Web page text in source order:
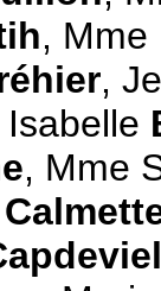
,
,
, Mme